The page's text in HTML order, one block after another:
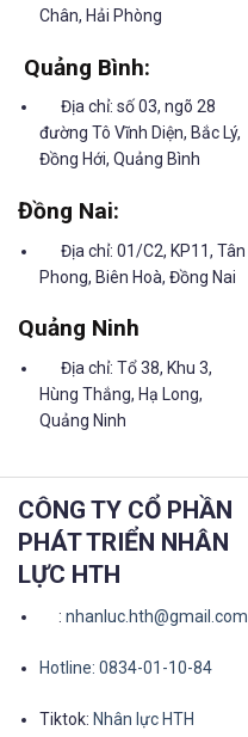
Chân, Hải Phòng
Quảng Bình:
Địa chỉ: số 03, ngõ 28
đường Tô Vĩnh Diện, Bắc Lý,
Đồng Hới, Quảng Bình
Đồng Nai:
Địa chỉ: 01/C2, KP11, Tân
Phong, Biên Hoà, Đồng Nai
Quảng Ninh
Địa chỉ: Tổ 38, Khu 3,
Hùng Thắng, Hạ Long,
Quảng Ninh
CÔNG TY CỔ PHẦN
PHÁT TRIỂN NHÂN
LỰC HTH
:nhanluc.hth@gmail.com
Hotline: 0834-01-10-84
Tiktok: Nhân lực HTH